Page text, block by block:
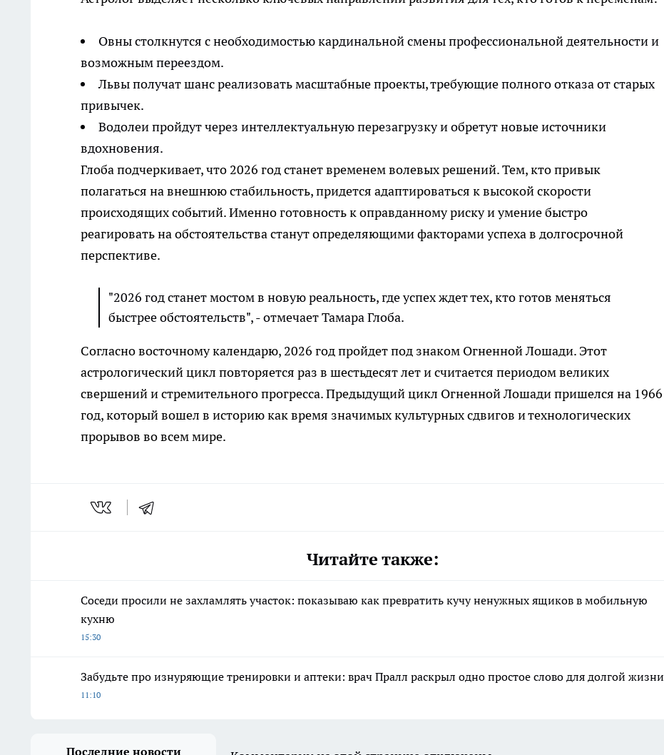
Овны столкнутся с необходимостью кардинальной смены профессиональной деятельности и
возможным переездом.
Львы получат шанс реализовать масштабные проекты, требующие полного отказа от старых
привычек.
Водолеи пройдут через интеллектуальную перезагрузку и обретут новые источники
вдохновения.
Глоба подчеркивает, что 2026 год станет временем волевых решений. Тем, кто привык
полагаться на внешнюю стабильность, придется адаптироваться к высокой скорости
происходящих событий. Именно готовность к оправданному риску и умение быстро
реагировать на обстоятельства станут определяющими факторами успеха в долгосрочной
перспективе.
"2026 год станет мостом в новую реальность, где успех ждет тех, кто готов меняться
быстрее обстоятельств", - отмечает Тамара Глоба.
Согласно восточному календарю, 2026 год пройдет под знаком Огненной Лошади. Этот
астрологический цикл повторяется раз в шестьдесят лет и считается периодом великих
свершений и стремительного прогресса. Предыдущий цикл Огненной Лошади пришелся на 1966
год, который вошел в историю как время значимых культурных сдвигов и технологических
прорывов во всем мире.
Читайте также:
Соседи просили не захламлять участок: показываю как превратить кучу ненужных ящиков в мобильную
кухню
15:30
Забудьте про изнуряющие тренировки и аптеки: врач Пралл раскрыл одно простое слово для долгой жизни
11:10
Последние новости